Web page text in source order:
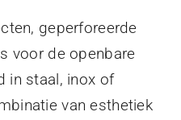
geperforeerde
voor de openbare
in staal, inox of
van esthetiek